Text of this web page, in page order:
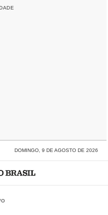
DOMINGO, 9 DE AGOSTO DE 2026